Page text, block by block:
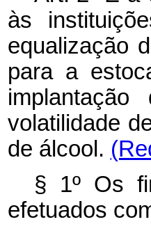
às
equalização
para a
volatilidade
de álcool.
§ 1º Os
efetuados